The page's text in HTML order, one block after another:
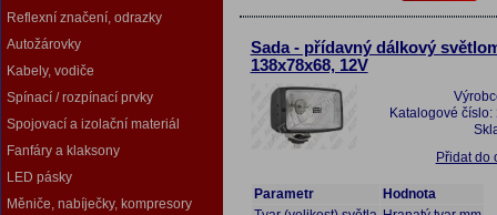
Reflexní značení, odrazky
Autožárovky
Kabely, vodiče
Spínací / rozpínací prvky
Spojovací a izolační materiál
Fanfáry a klaksony
LED pásky
Měniče, nabíječky, kompresory
Sada - přídavný dálkový
138x78x68, 12V
Katalogové číslo:
Přidat do
Parametr
Hodnota